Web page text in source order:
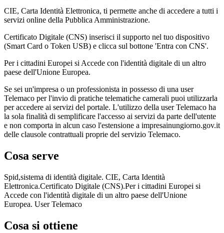
CIE, Carta Identità Elettronica, ti permette anche di accedere a tutti i
servizi online della Pubblica Amministrazione.
Certificato Digitale (CNS) inserisci il supporto nel tuo dispositivo
(Smart Card o Token USB) e clicca sul bottone 'Entra con CNS'.
Per i cittadini Europei si Accede con l'identità digitale di un altro
paese dell'Unione Europea.
Se sei un'impresa o un professionista in possesso di una user
Telemaco per l'invio di pratiche telematiche camerali puoi utilizzarla
per accedere ai servizi del portale. L'utilizzo della user Telemaco ha
la sola finalità di semplificare l'accesso ai servizi da parte dell'utente
e non comporta in alcun caso l'estensione a impresainungiorno.gov.it
delle clausole contrattuali proprie del servizio Telemaco.
Cosa serve
Spid,sistema di identità digitale. CIE, Carta Identità
Elettronica.Certificato Digitale (CNS).Per i cittadini Europei si
Accede con l'identità digitale di un altro paese dell'Unione
Europea. User Telemaco
Cosa si ottiene